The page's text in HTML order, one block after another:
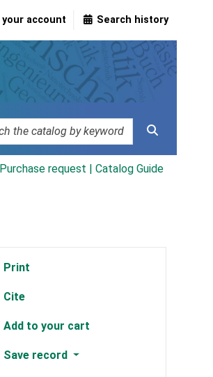
your account Search history
Purchase request | Catalog Guide
Print
Cite
Add to your cart
Save record